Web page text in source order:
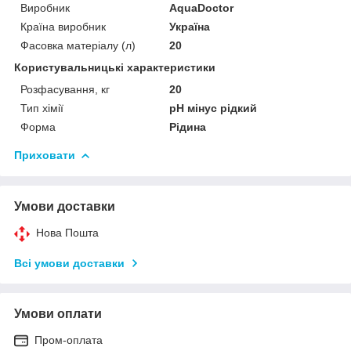
Виробник
AquaDoctor
Країна виробник
Україна
Фасовка матеріалу (л)
20
Користувальницькі характеристики
Розфасування, кг
20
Тип хімії
pH мінус рідкий
Форма
Рідина
Приховати
Умови доставки
Нова Пошта
Всі умови доставки
Умови оплати
Пром-оплата